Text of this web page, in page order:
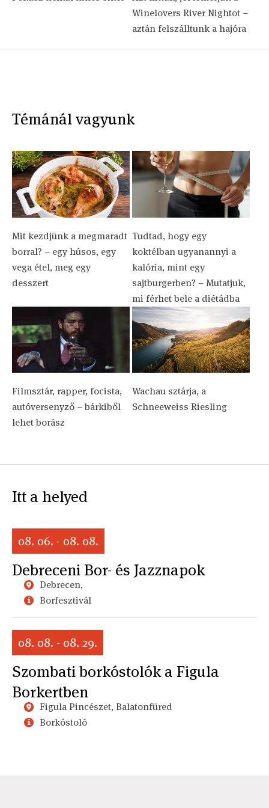
Winelovers River Nightot –
aztán felszálltunk a hajóra
Témánál vagyunk
Mit kezdjünk a megmaradt
borral? – egy húsos, egy
vega étel, meg egy
desszert
Tudtad, hogy egy
koktélban ugyanannyi a
kalória, mint egy
sajtburgerben? – Mutatjuk,
mi férhet bele a diétádba
Filmsztár, rapper, focista,
autóversenyző – bárkiből
lehet borász
Wachau sztárja, a
Schneeweiss Riesling
Itt a helyed
08. 06. - 08. 08.
Debreceni Bor- és Jazznapok
Debrecen,
Borfesztivál
08. 08. - 08. 29.
Szombati borkóstolók a Figula
Borkertben
Figula Pincészet, Balatonfüred
Borkóstoló